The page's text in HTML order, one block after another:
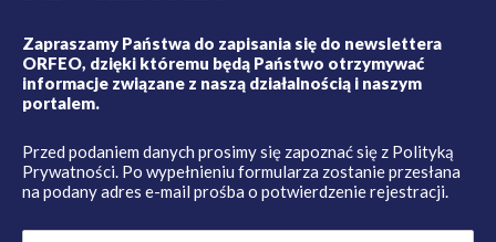
Zapraszamy Państwa do zapisania się do newslettera
ORFEO, dzięki któremu będą Państwo otrzymywać
informacje związane z naszą działalnością i naszym
portalem.
Przed podaniem danych prosimy się zapoznać się z Polityką
Prywatności. Po wypełnieniu formularza zostanie przesłana
na podany adres e-mail prośba o potwierdzenie rejestracji.